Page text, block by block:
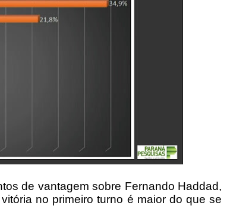
de vantagem sobre Fernando Haddad,
no primeiro turno é maior do que se